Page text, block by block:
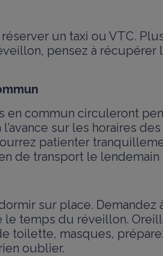
un taxi ou VTC.
pensez à récupérer
en commun circuleront
sur les horaires
patienter
de transport le lendemain
sur place. Demandez
temps du réveillon.
masques,
oublier.